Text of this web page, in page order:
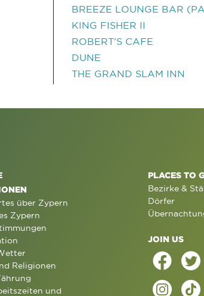
BREEZE LOUNGE BAR
KING FISHER II
ROBERT'S CAFE
DUNE
THE GRAND SLAM INN
über Zypern
Zypern
Religionen
und
PLACES TO
Bezirke &
Dörfer
JOIN US